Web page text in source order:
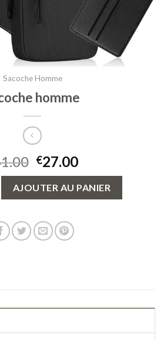
Sacoche Homme
homme
€27.00
AJOUTER AU PANIER